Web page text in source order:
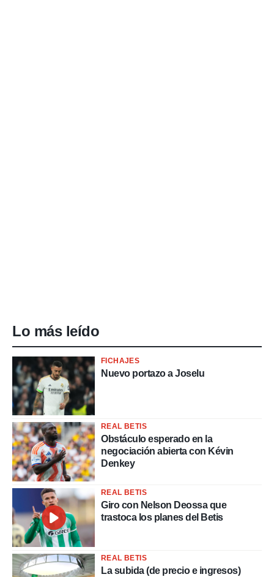
Lo más leído
FICHAJES
Nuevo portazo a Joselu
REAL BETIS
Obstáculo esperado en la
negociación abierta con Kévin
Denkey
REAL BETIS
Giro con Nelson Deossa que
trastoca los planes del Betis
REAL BETIS
La subida (de precio e ingresos)